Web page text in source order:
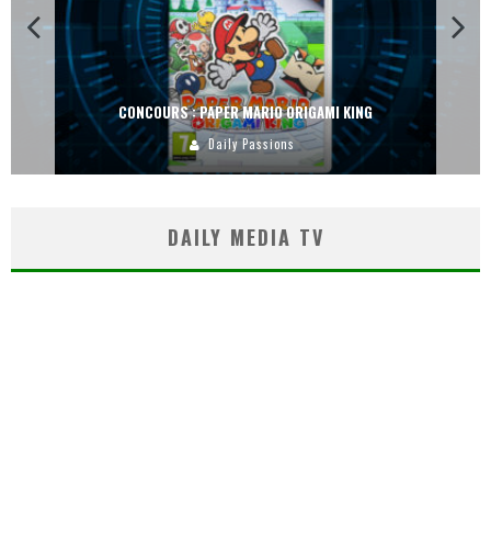
CONCOURS : PAPER MARIO ORIGAMI KING
Daily Passions
DAILY MEDIA TV